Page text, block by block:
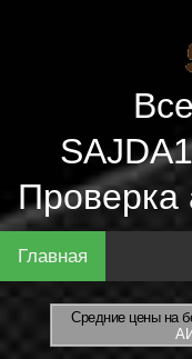
Проверка
Главная
Средние цены на